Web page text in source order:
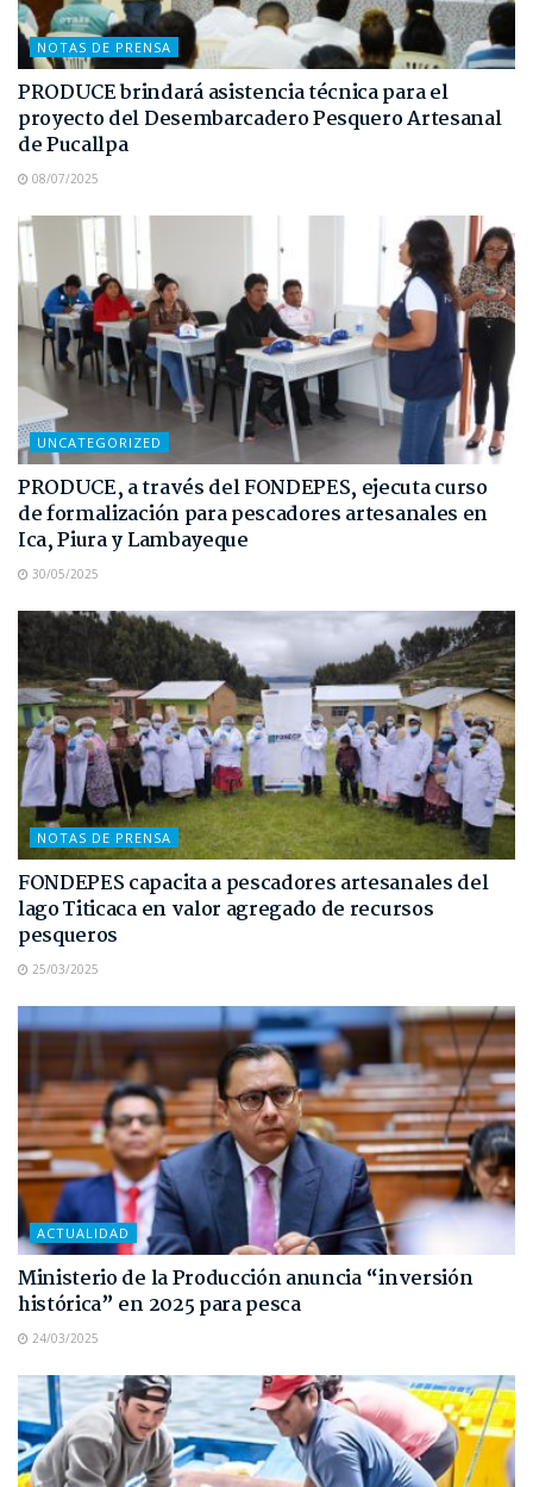
NOTAS DE PRENSA
PRODUCE brindará asistencia técnica para el
proyecto del Desembarcadero Pesquero Artesanal
de Pucallpa
08/07/2025
UNCATEGORIZED
PRODUCE, a través del FONDEPES, ejecuta curso
de formalización para pescadores artesanales en
Ica, Piura y Lambayeque
30/05/2025
NOTAS DE PRENSA
FONDEPES capacita a pescadores artesanales del
lago Titicaca en valor agregado de recursos
pesqueros
25/03/2025
ACTUALIDAD
Ministerio de la Producción anuncia “inversión
histórica” en 2025 para pesca
24/03/2025